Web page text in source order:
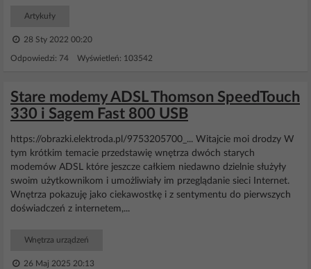
Artykuły
28 Sty 2022 00:20
Odpowiedzi: 74 Wyświetleń: 103542
Stare modemy ADSL Thomson SpeedTouch
330 i Sagem Fast 800 USB
https://obrazki.elektroda.pl/9753205700_... Witajcie moi drodzy W
tym krótkim temacie przedstawię wnętrza dwóch starych
modemów ADSL które jeszcze całkiem niedawno dzielnie służyły
swoim użytkownikom i umożliwiały im przeglądanie sieci Internet.
Wnętrza pokazuję jako ciekawostkę i z sentymentu do pierwszych
doświadczeń z internetem,...
Wnętrza urządzeń
26 Maj 2025 20:13